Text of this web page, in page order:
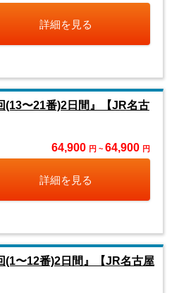
詳細を見る
〜21番)2日間』【JR名古
64,900 円 ~ 64,900 円
詳細を見る
〜12番)2日間』【JR名古屋